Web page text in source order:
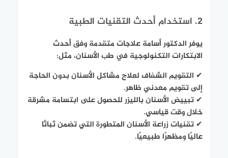
2. استخدام أحدث التقنيات الطبية
يوفر الدكتور أسامة علاجات متقدمة وفق أحدث
الابتكارات التكنولوجية في طب الأسنان، مثل:
✔ التقويم الشفاف لعلاج مشاكل الأسنان بدون الحاجة
إلى تقويم معدني ظاهر.
✔ تبييض الأسنان بالليزر للحصول على ابتسامة مشرقة
خلال وقت قياسي.
✔ تقنيات زراعة الأسنان المتطورة التي تضمن ثباتًا
عاليًا ومظهرًا طبيعيًا.